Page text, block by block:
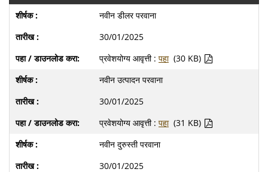
नवीन डीलर परवाना
30/01/2025
प्रवेशयोग्य आवृत्ती : पहा (30 KB)
नवीन उत्पादन परवाना
30/01/2025
प्रवेशयोग्य आवृत्ती : पहा (31 KB)
नवीन दुरुस्ती परवाना
30/01/2025